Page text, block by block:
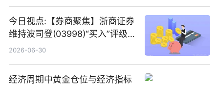
今日视点:【券商聚焦】浙商证券
维持波司登(03998)“买入”评级
指其业绩高质量稳增长
2026-06-30
经济周期中黄金仓位与经济指标